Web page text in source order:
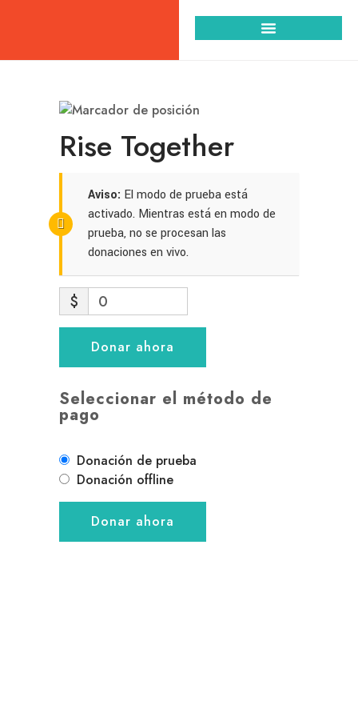
Rise Together
Aviso: El modo de prueba está
activado. Mientras está en modo de
prueba, no se procesan las
donaciones en vivo.
$ 0
Donar ahora
Seleccionar el método de
pago
Donación de prueba
Donación offline